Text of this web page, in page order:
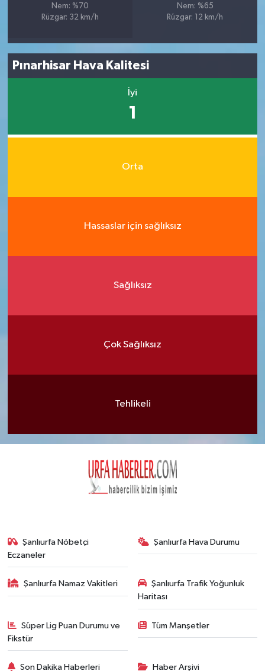
Nem: %70
Rüzgar: 32 km/h
Nem: %65
Rüzgar: 12 km/h
Pınarhisar Hava Kalitesi
İyi
1
Orta
Hassaslar için sağlıksız
Sağlıksız
Çok Sağlıksız
Tehlikeli
Şanlıurfa Nöbetçi
Eczaneler
Şanlıurfa Hava Durumu
Şanlıurfa Namaz Vakitleri
Şanlıurfa Trafik Yoğunluk
Haritası
Süper Lig Puan Durumu ve
Fikstür
Tüm Manşetler
Son Dakika Haberleri Haber Arşivi